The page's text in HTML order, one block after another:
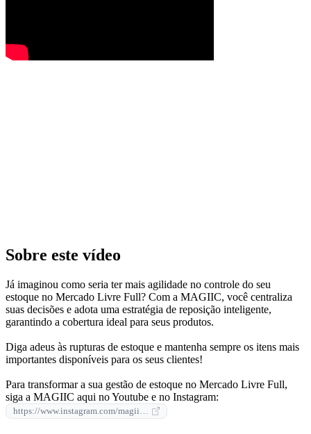
Sobre este vídeo
Já imaginou como seria ter mais agilidade no controle do seu
estoque no Mercado Livre Full? Com a MAGIIC, você centraliza
suas decisões e adota uma estratégia de reposição inteligente,
garantindo a cobertura ideal para seus produtos.
Diga adeus às rupturas de estoque e mantenha sempre os itens mais
importantes disponíveis para os seus clientes!
Para transformar a sua gestão de estoque no Mercado Livre Full,
siga a MAGIIC aqui no Youtube e no Instagram:
https://www.instagram.com/magiic.app/